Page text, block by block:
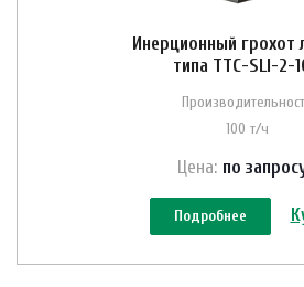
Инерционный грохот
типа ТТС-SLI-2-
100 т/ч
Цена: по запр
Подробнее